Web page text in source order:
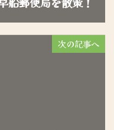
次の記事へ